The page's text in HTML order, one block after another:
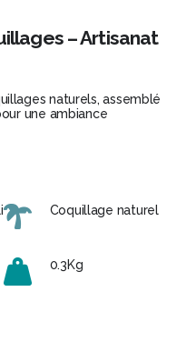
– Artisanat
naturels, assemblé
une ambiance
Coquillage naturel
0.3Kg